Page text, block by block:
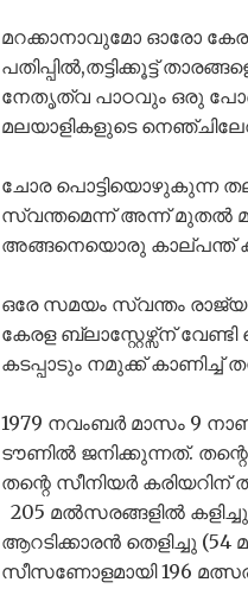
മറക്കാനാവുമോ ഓരോ
പതിപ്പിൽ,തട്ടിക്കൂട്ട്
നേതൃത്വ പാഠവും ഒരു പോലെ
മലയാളികളുടെ
ചോര പൊട്ടിയൊഴുകുന്ന
സ്വന്തമെന്ന് അന്ന് മുതൽ
അങ്ങനെയൊരു കാല്പന്ത്
ഒരേ സമയം സ്വന്തം
കേരള ബ്ലാസ്റ്റേഴ്സ്ന്
കടപ്പാടും നമുക്ക് കാണിച്ച്
1979 നവംബർ മാസം 9
ടൗണിൽ ജനിക്കുന്നത്.
തന്റെ സീനിയർ
205 മൽസരങ്ങളിൽ
ആറടിക്കാരൻ തെളിച്ചു
സീസണോളമായി 196